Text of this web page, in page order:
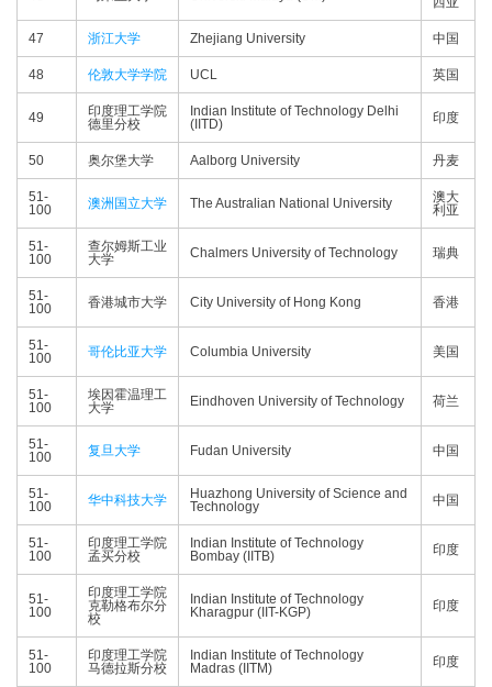
47 浙江大学 Zhejiang University 中国
48 伦敦大学学院 UCL 英国
49
印度理工学院
德里分校
Indian Institute of Technology Delhi
(IITD)
印度
50 奥尔堡大学 Aalborg University 丹麦
51-
100
澳洲国立大学 The Australian National University
澳大
利亚
51-
100
查尔姆斯工业
大学
Chalmers University of Technology 瑞典
51-
100
香港城市大学 City University of Hong Kong 香港
51-
100
哥伦比亚大学 Columbia University 美国
51-
100
埃因霍温理工
大学
Eindhoven University of Technology 荷兰
51-
100
复旦大学 Fudan University 中国
51-
100
华中科技大学
Huazhong University of Science and
Technology
中国
51-
100
印度理工学院
孟买分校
Indian Institute of Technology
Bombay (IITB)
印度
51-
100
印度理工学院
克勒格布尔分
校
Indian Institute of Technology
Kharagpur (IIT-KGP)
印度
51-
100
印度理工学院
马德拉斯分校
Indian Institute of Technology
Madras (IITM)
印度